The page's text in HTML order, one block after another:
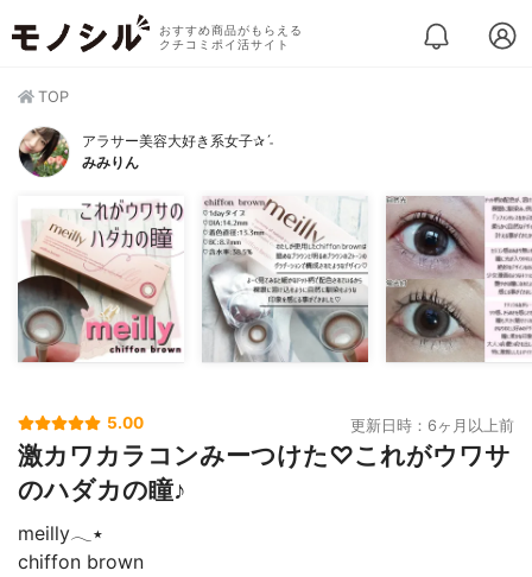
おすすめ商品がもらえる
クチコミポイ活サイト
TOP
アラサー美容大好き系女子✰ˊ˗
みみりん
5.00 更新日時：6ヶ月以上前
激カワカラコンみーつけた♡これがウワサ
のハダカの瞳♪
meilly𓂃٭
chiffon brown